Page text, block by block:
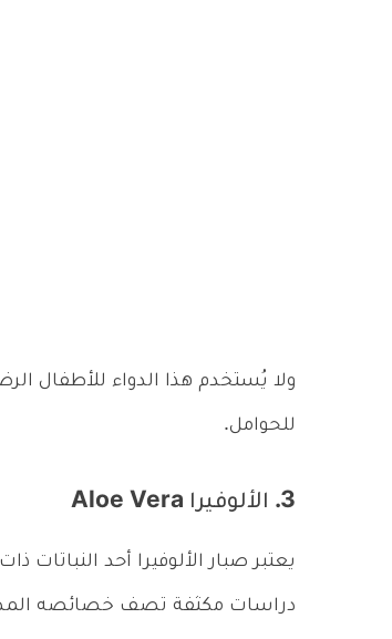
ولا يُستخدم هذا الدواء للأطفال
للحوامل.
3. الألوفيرا Aloe Vera
يعتبر صبار الألوفيرا أحد النباتات
دراسات مكثفة تصف خصائصه